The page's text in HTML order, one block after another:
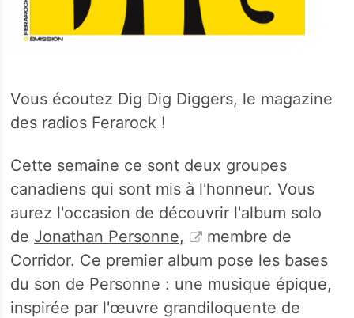
Vous écoutez Dig Dig Diggers, le magazine
des radios Ferarock !
Cette semaine ce sont deux groupes
canadiens qui sont mis à l'honneur. Vous
aurez l'occasion de découvrir l'album solo
de Jonathan Personne,
membre de
Corridor. Ce premier album pose les bases
du son de Personne : une musique épique,
inspirée par l'œuvre grandiloquente de